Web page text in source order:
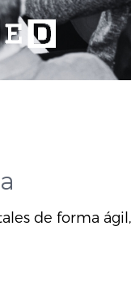
de forma